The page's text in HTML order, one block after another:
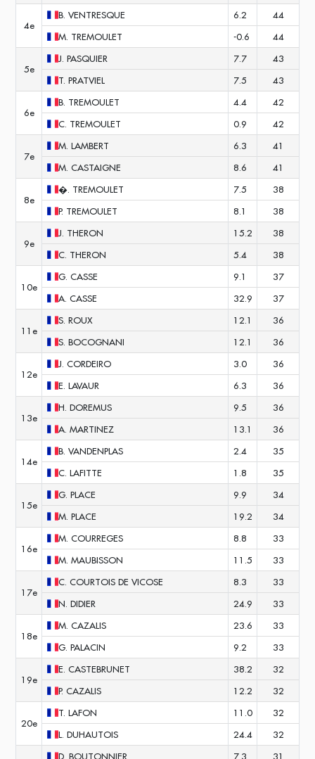
4e
B. VENTRESQUE 6.2
44
M. TREMOULET -0.6 44
5e
J. PASQUIER 7.7
43
T. PRATVIEL 7.5 43
6e
B. TREMOULET 4.4
42
C. TREMOULET 0.9 42
7e
M. LAMBERT 6.3
41
M. CASTAIGNE 8.6 41
8e
�. TREMOULET 7.5
38
P. TREMOULET 8.1 38
9e
J. THERON 15.2
38
C. THERON 5.4 38
10e
G. CASSE 9.1
37
A. CASSE 32.9 37
11e
S. ROUX 12.1
36
S. BOCOGNANI 12.1 36
12e
J. CORDEIRO 3.0
36
E. LAVAUR 6.3 36
13e
H. DOREMUS 9.5
36
A. MARTINEZ 13.1 36
14e
B. VANDENPLAS 2.4
35
C. LAFITTE 1.8 35
15e
G. PLACE 9.9
34
M. PLACE 19.2 34
16e
M. COURREGES 8.8
33
M. MAUBISSON 11.5 33
17e
C. COURTOIS DE VICOSE 8.3
33
N. DIDIER 24.9 33
18e
M. CAZALIS 23.6
33
G. PALACIN 9.2 33
19e
E. CASTEBRUNET 38.2
32
P. CAZALIS 12.2 32
20e
T. LAFON 11.0
32
L. DUHAUTOIS 24.4
32
D. BOUTONNIER 7.3 31